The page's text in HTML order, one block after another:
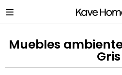

Muebles
Gris